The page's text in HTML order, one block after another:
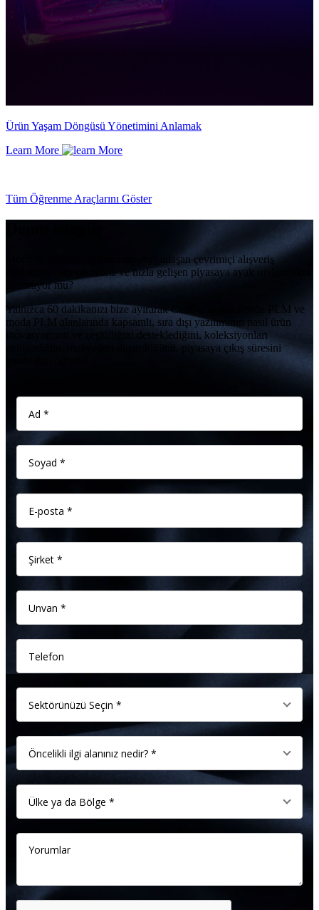
Ürün Yaşam Döngüsü Yönetimini Anlamak
Learn More
Tüm Öğrenme Araçlarını Göster
Moda ve perakende firmanız yaygınlaşan çevrimiçi alışveriş
devleriyle başa çıkmakta ve hızla gelişen piyasaya ayak uydurmakta
zorlanıyor mu?
Yalnızca 60 dakikanızı bize ayırarak Centric’in perakende PLM ve
moda PLM alanlarında kapsamlı, sıra dışı yazılımının nasıl ürün
inovasyonunu ve çeşitliliğini desteklediğini, koleksiyonları
geliştirdiğini, maliyetleri düşürdüğünü, piyasaya çıkış süresini